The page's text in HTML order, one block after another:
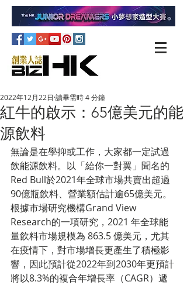
紅牛的啟示：65億美元的能
源飲料
2022年12月22日 讀畢需時 4 分鐘
無論是在學抑或工作，大家都一定試過
飲能源飲料。以「給你一對翼」聞名的
Red Bull於2021年全球市場共賣出超過
90億瓶飲料、營業額估計逾65億美元。
根據市場研究機構Grand View
Research的一項研究，2021 年全球能
量飲料市場規模為 863.5 億美元，尤其
在疫情下，對市場增長更產生了積極影
響，因此預計從2022年到2030年更預計
將以8.3%的複合年增長率（CAGR）遞